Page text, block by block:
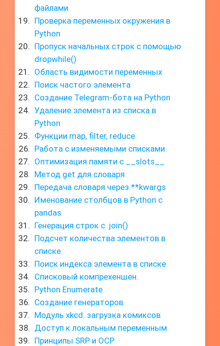
файлами
Проверка переменных окружения в
Python
Пропуск начальных строк с помощью
dropwhile()
Область видимости переменных
Поиск частого элемента
Создание Telegram-бота на Python
Удаление элемента из списка в
Python
Функции map, filter, reduce
Работа с изменяемыми списками
Оптимизация памяти с __slots__
Метод get для словаря
Передача словаря через **kwargs
Именование столбцов в Python с
pandas
Генерация строк с .join()
Подсчет количества элементов в
списке
Поиск индекса элемента в списке
Списковый компрехеншен.
Python Enumerate
Создание генераторов
Модуль xkcd: загрузка комиксов
Доступ к локальным переменным
Принципы SRP и OCP